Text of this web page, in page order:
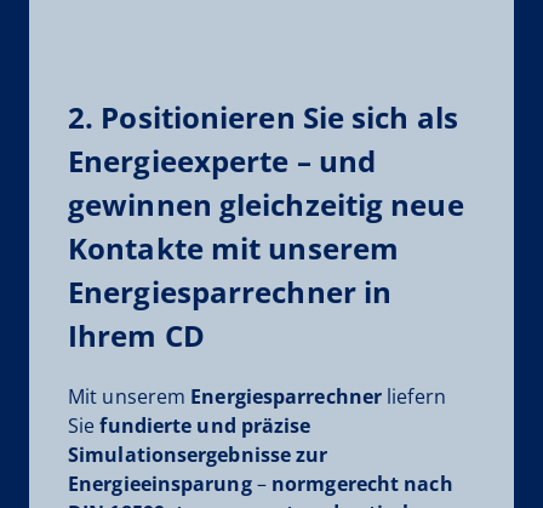
2. Positionieren Sie sich als
Energieexperte – und
gewinnen gleichzeitig neue
Kontakte mit unserem
Energiesparrechner in
Ihrem CD
Mit unserem Energiesparrechner liefern
Siefundierte und präzise
Simulationsergebnisse zur
Energieeinsparung– normgerecht nach